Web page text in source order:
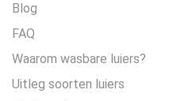
Blog
FAQ
Waarom wasbare luiers?
Uitleg soorten luiers